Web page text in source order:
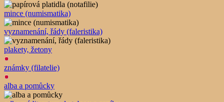
mince (numismatika)
vyznamenání, řády (faleristika)
plakety, žetony
známky (filatelie)
alba a pomůcky